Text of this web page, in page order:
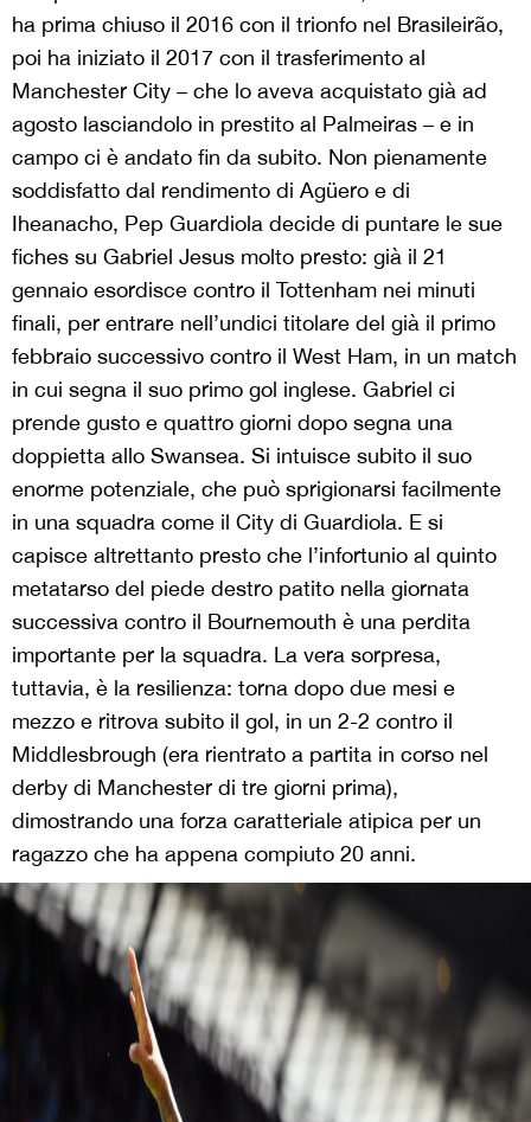
ha prima chiuso il 2016 con il trionfo nel Brasileirão,
poi ha iniziato il 2017 con il trasferimento al
Manchester City – che lo aveva acquistato già ad
agosto lasciandolo in prestito al Palmeiras – e in
campo ci è andato fin da subito. Non pienamente
soddisfatto dal rendimento di Agüero e di
Iheanacho, Pep Guardiola decide di puntare le sue
fiches su Gabriel Jesus molto presto: già il 21
gennaio esordisce contro il Tottenham nei minuti
finali, per entrare nell’undici titolare del già il primo
febbraio successivo contro il West Ham, in un match
in cui segna il suo primo gol inglese. Gabriel ci
prende gusto e quattro giorni dopo segna una
doppietta allo Swansea. Si intuisce subito il suo
enorme potenziale, che può sprigionarsi facilmente
in una squadra come il City di Guardiola. E si
capisce altrettanto presto che l’infortunio al quinto
metatarso del piede destro patito nella giornata
successiva contro il Bournemouth è una perdita
importante per la squadra. La vera sorpresa,
tuttavia, è la resilienza: torna dopo due mesi e
mezzo e ritrova subito il gol, in un 2-2 contro il
Middlesbrough (era rientrato a partita in corso nel
derby di Manchester di tre giorni prima),
dimostrando una forza caratteriale atipica per un
ragazzo che ha appena compiuto 20 anni.